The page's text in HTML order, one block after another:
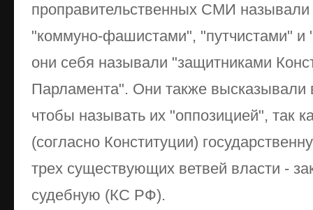
проправительственных СМИ
"коммуно-фашистами", "путчистами"
они себя называли "защитниками
Парламента". Они также высказывали
чтобы называть их "оппозицией", так
(согласно Конституции)
трех существующих ветвей власти -
судебную (КС РФ).